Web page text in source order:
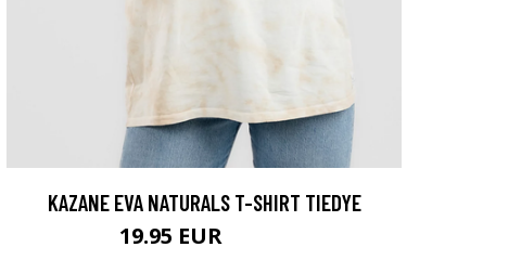
KAZANE EVA NATURALS T-SHIRT TIEDYE
19.95 EUR